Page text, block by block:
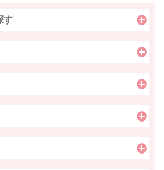
す